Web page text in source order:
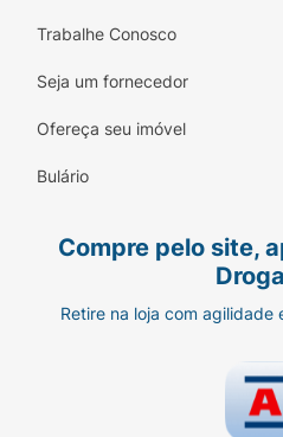
Trabalhe Conosco
Seja um fornecedor
Ofereça seu imóvel
Bulário
Compre pelo site,
Retire na loja com agilidade